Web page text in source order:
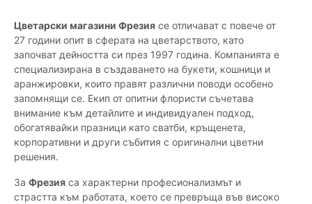
Цветарски магазини Фрезия се отличават с повече от
27 години опит в сферата на цветарството, като
започват дейността си през 1997 година. Компанията е
специализирана в създаването на букети, кошници и
аранжировки, които правят различни поводи особено
запомнящи се. Екип от опитни флористи съчетава
внимание към детайлите и индивидуален подход,
обогатявайки празници като сватби, кръщенета,
корпоративни и други събития с оригинални цветни
решения.
За Фрезия са характерни професионализмът и
страстта към работата, което се превръща във високо